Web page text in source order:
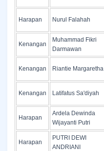
Harapan Nurul Falahah
Kenangan
Muhammad Fikri
Darmawan
Kenangan Riantie Margaretha
Kenangan Latifatus Sa'diyah
Harapan
Ardela Dewinda
Wijayanti Putri
Harapan
PUTRI DEWI
ANDRIANI